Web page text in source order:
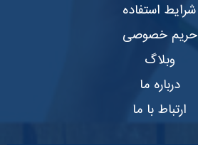
شرایط استفاده
حریم خصوصی
وبلاگ
درباره ما
ارتباط با ما